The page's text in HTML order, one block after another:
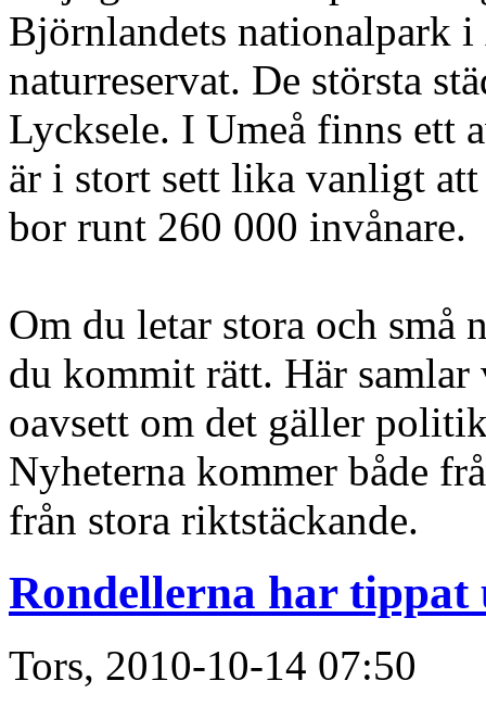
Björnlandets nationalpark
naturreservat. De största
Lycksele. I Umeå finns ett
är i stort sett lika vanligt
bor runt 260 000 invånare.
Om du letar stora och små
du kommit rätt. Här
oavsett om det gäller
Nyheterna kommer både
från stora riktstäckande.
Rondellerna har tippat
Tors, 2010-10-14 07:50